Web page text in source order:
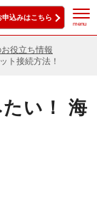
申込みはこちら
menu
役立ち情報
ト接続方法！
い！ 海